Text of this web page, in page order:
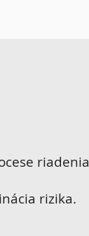
riadenia
rizika.